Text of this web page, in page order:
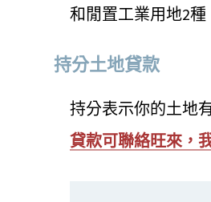
和閒置工業用地2
持分土地貸款
持分表示你的土地
貸款可聯絡旺來 ，